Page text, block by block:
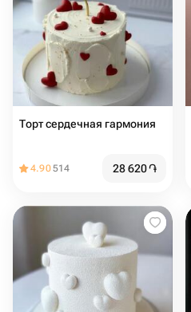
Торт сердечная гармония
4.90514 28 620֏